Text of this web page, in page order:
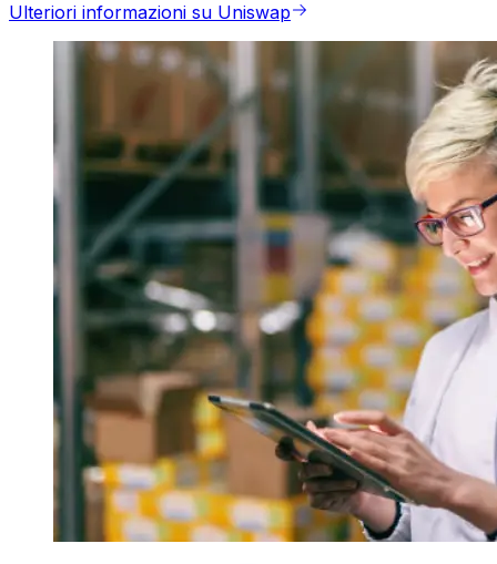
Ulteriori informazioni su Uniswap